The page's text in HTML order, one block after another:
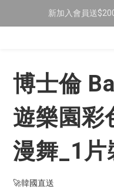
限時
新加入會員送
訂閱LINE
博士倫
遊樂園彩
漫舞_1片
🚀韓國直送